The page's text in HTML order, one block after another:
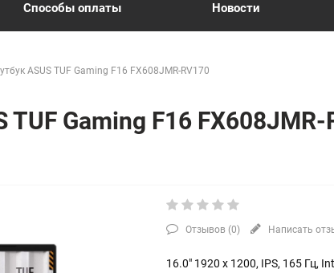
Способы оплаты Новости
ASUS TUF Gaming F16 FX608JMR-RV170
TUF Gaming F16 FX608JMR-
Отзывов (0) Написать
16.0" 1920 x 1200, IPS, 165 Гц,